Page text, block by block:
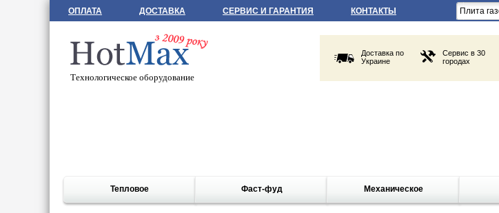
ОПЛАТА ДОСТАВКА СЕРВИС И ГАРАНТИЯ КОНТАКТЫ
Технологическое оборудование
Доставка по
Украине
Сервис в 30
городах
Тепловое Фаст-фуд Механическое